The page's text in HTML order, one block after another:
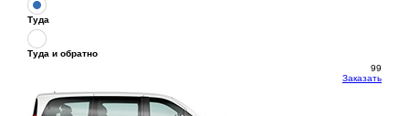
Туда
Туда и обратно
99
Заказать